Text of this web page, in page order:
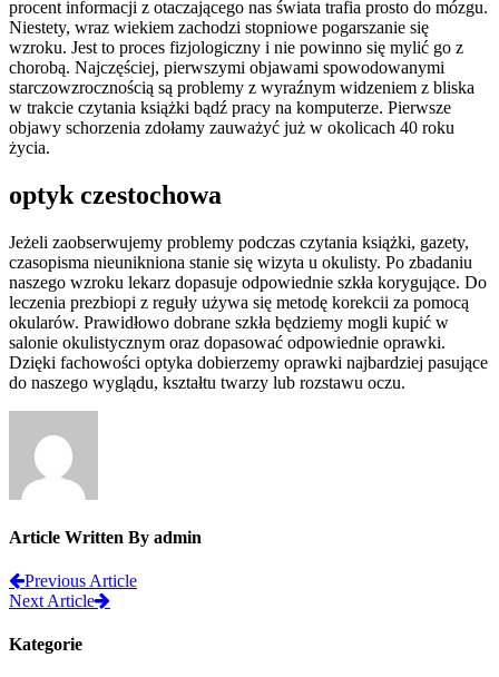
procent informacji z otaczającego nas świata trafia prosto do mózgu.
Niestety, wraz wiekiem zachodzi stopniowe pogarszanie się
wzroku. Jest to proces fizjologiczny i nie powinno się mylić go z
chorobą. Najczęściej, pierwszymi objawami spowodowanymi
starczowzrocznością są problemy z wyraźnym widzeniem z bliska
w trakcie czytania książki bądź pracy na komputerze. Pierwsze
objawy schorzenia zdołamy zauważyć już w okolicach 40 roku
życia.
optyk czestochowa
Jeżeli zaobserwujemy problemy podczas czytania książki, gazety,
czasopisma nieunikniona stanie się wizyta u okulisty. Po zbadaniu
naszego wzroku lekarz dopasuje odpowiednie szkła korygujące. Do
leczenia prezbiopi z reguły używa się metodę korekcii za pomocą
okularów. Prawidłowo dobrane szkła będziemy mogli kupić w
salonie okulistycznym oraz dopasować odpowiednie oprawki.
Dzięki fachowości optyka dobierzemy oprawki najbardziej pasujące
do naszego wyglądu, kształtu twarzy lub rozstawu oczu.
Article Written By admin
Previous Article
Next Article
Kategorie